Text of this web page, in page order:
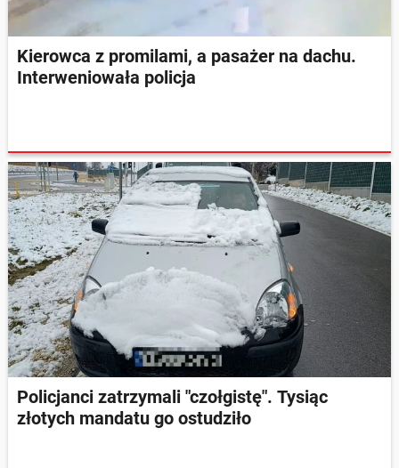
Kierowca z promilami, a pasażer na dachu.
Interweniowała policja
Policjanci zatrzymali "czołgistę". Tysiąc
złotych mandatu go ostudziło